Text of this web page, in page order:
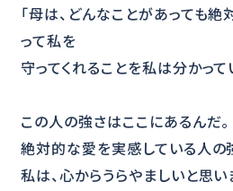
「母は、どんなことがあっても
って私を
守ってくれることを私は分かって
この人の強さはここにあるんだ。
絶対的な愛を実感している人の
私は、心からうらやましいと思い